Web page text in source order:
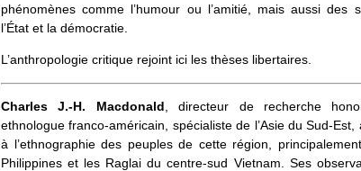
phénomènes comme l’humour ou l’amitié, mais aussi des
l’État et la démocratie.
L’anthropologie critique rejoint ici les thèses libertaires.
Charles J.-H. Macdonald , directeur de recherche
ethnologue franco-américain, spécialiste de l’Asie du Sud-
à l’ethnographie des peuples de cette région,
Philippines et les Raglai du centre-sud Vietnam. Ses